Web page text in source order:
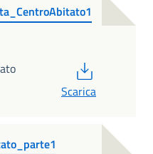
Scarica